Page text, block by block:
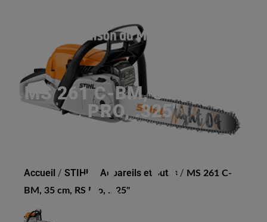
MS 261 C-BM, 35 CM, RS
PRO, .325"
Accueil / STIHL Appareils et outils / MS 261 C-
BM, 35 cm, RS Pro, .325"